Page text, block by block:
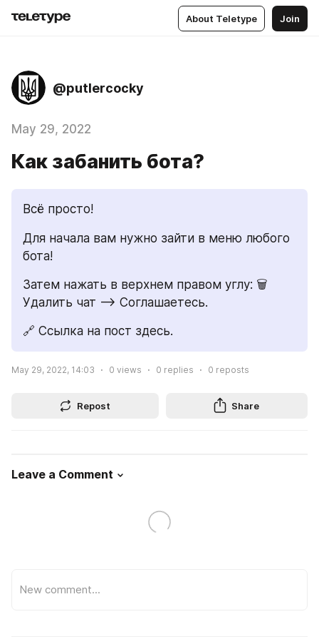
About Teletype Join
@putlercocky
May 29, 2022
Как забанить бота?
Всё просто!
Для начала вам нужно зайти в меню любого
бота!
Затем нажать в верхнем правом углу: 🗑️
Удалить чат --> Соглашаетесь.
🔗 Ссылка на пост здесь.
May 29, 2022, 14:03 0 views 0 replies 0 reposts
Repost Share
Leave a Comment